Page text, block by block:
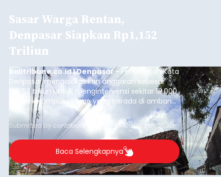
Sasar Warga Rentan,
Denpasar Siapkan Rp1,152
Triliun
balitribune.co.id I Denpasar - Pemerintah Kota
Denpasar mengalokasikan anggaran sebesar
Rp1,152 triliun untuk mengintervensi sekitar 18.000
warga kelompok rentan yang berada di ambang
garis kemiskinan. Langkah strategis ini diambil
guna menjaga masyarakat yang berada pada
kelompok desil 5 dan 6 tersebut agar tidak
merosot ke kategori miskin.
Submitted by contributor Thu, 08/06/2026 - 21:31
Baca Selengkapnya